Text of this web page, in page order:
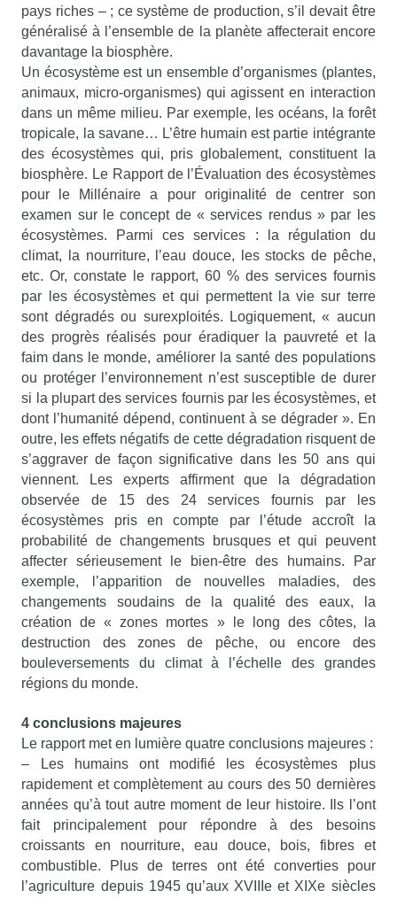
pays riches – ; ce système de production, s’il devait être
généralisé à l’ensemble de la planète affecterait encore
davantage la biosphère.
Un écosystème est un ensemble d’organismes (plantes,
animaux, micro-organismes) qui agissent en interaction
dans un même milieu. Par exemple, les océans, la forêt
tropicale, la savane… L’être humain est partie intégrante
des écosystèmes qui, pris globalement, constituent la
biosphère. Le Rapport de l’Évaluation des écosystèmes
pour le Millénaire a pour originalité de centrer son
examen sur le concept de « services rendus » par les
écosystèmes. Parmi ces services : la régulation du
climat, la nourriture, l’eau douce, les stocks de pêche,
etc. Or, constate le rapport, 60 % des services fournis
par les écosystèmes et qui permettent la vie sur terre
sont dégradés ou surexploités. Logiquement, « aucun
des progrès réalisés pour éradiquer la pauvreté et la
faim dans le monde, améliorer la santé des populations
ou protéger l’environnement n’est susceptible de durer
si la plupart des services fournis par les écosystèmes, et
dont l’humanité dépend, continuent à se dégrader ». En
outre, les effets négatifs de cette dégradation risquent de
s’aggraver de façon significative dans les 50 ans qui
viennent. Les experts affirment que la dégradation
observée de 15 des 24 services fournis par les
écosystèmes pris en compte par l’étude accroît la
probabilité de changements brusques et qui peuvent
affecter sérieusement le bien-être des humains. Par
exemple, l’apparition de nouvelles maladies, des
changements soudains de la qualité des eaux, la
création de « zones mortes » le long des côtes, la
destruction des zones de pêche, ou encore des
bouleversements du climat à l’échelle des grandes
régions du monde.
4 conclusions majeures
Le rapport met en lumière quatre conclusions majeures :
– Les humains ont modifié les écosystèmes plus
rapidement et complètement au cours des 50 dernières
années qu’à tout autre moment de leur histoire. Ils l’ont
fait principalement pour répondre à des besoins
croissants en nourriture, eau douce, bois, fibres et
combustible. Plus de terres ont été converties pour
l’agriculture depuis 1945 qu’aux XVIIIe et XIXe siècles